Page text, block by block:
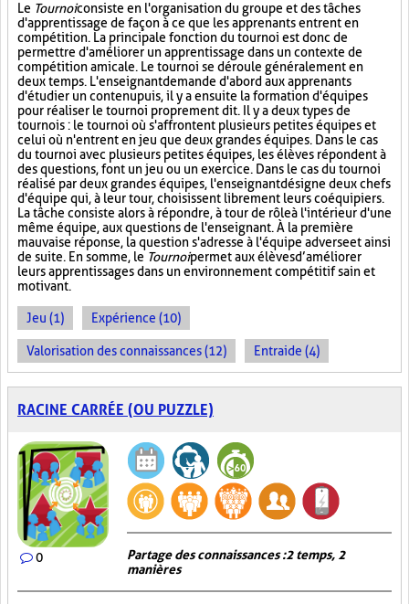
Le Tournoiconsiste en l'organisation du groupe et des tâches
d'apprentissage de façon à ce que les apprenants entrent en
compétition. La principale fonction du tournoi est donc de
permettre d'améliorer un apprentissage dans un contexte de
compétition amicale. Le tournoi se déroule généralement en
deux temps. L'enseignant demande d'abord aux apprenants
d'étudier un contenu puis, il y a ensuite la formation d'équipes
pour réaliser le tournoi proprement dit. Il y a deux types de
tournois : le tournoi où s'affrontent plusieurs petites équipes et
celui où n'entrent en jeu que deux grandes équipes. Dans le cas
du tournoi avec plusieurs petites équipes, les élèves répondent à
des questions, font un jeu ou un exercice. Dans le cas du tournoi
réalisé par deux grandes équipes, l'enseignant désigne deux chefs
d'équipe qui, à leur tour, choisissent librement leurs coéquipiers.
La tâche consiste alors à répondre, à tour de rôle à l'intérieur d'une
même équipe, aux questions de l'enseignant. À la première
mauvaise réponse, la question s'adresse à l'équipe adverse et ainsi
de suite. En somme, le Tournoipermet aux élèves d’améliorer
leurs apprentissages dans un environnement compétitif sain et
motivant.
Jeu (1) Expérience (10)
Valorisation des connaissances (12) Entraide (4)
RACINE CARRÉE (OU PUZZLE)
0
Partage des connaissances : 2 temps, 2
manières